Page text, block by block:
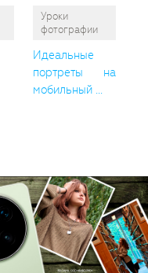
Уроки
фотографии
Идеальные
портреты на
мобильный ...